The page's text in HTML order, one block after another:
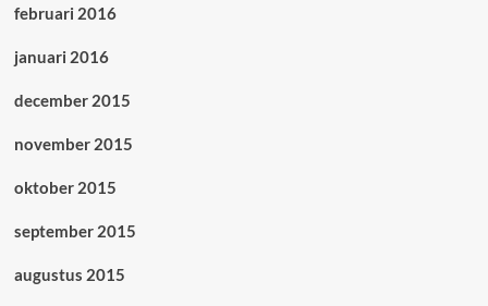
februari 2016
januari 2016
december 2015
november 2015
oktober 2015
september 2015
augustus 2015